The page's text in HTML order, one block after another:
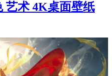
艺术 4K桌面壁纸